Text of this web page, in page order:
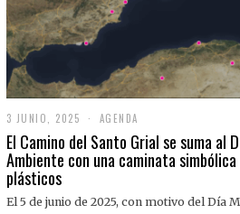
3 JUNIO, 2025
J
U
N
,
AGENDA
El Camino del Santo Grial se suma al
Ambiente con una caminata
plásticos
El 5 de junio de 2025, con motivo del Día